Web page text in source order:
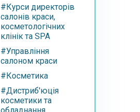
#Курси директорів
салонів краси,
косметологічних
клінік та SPA
#Управління
салоном краси
#Косметика
#Дистриб'юція
косметики та